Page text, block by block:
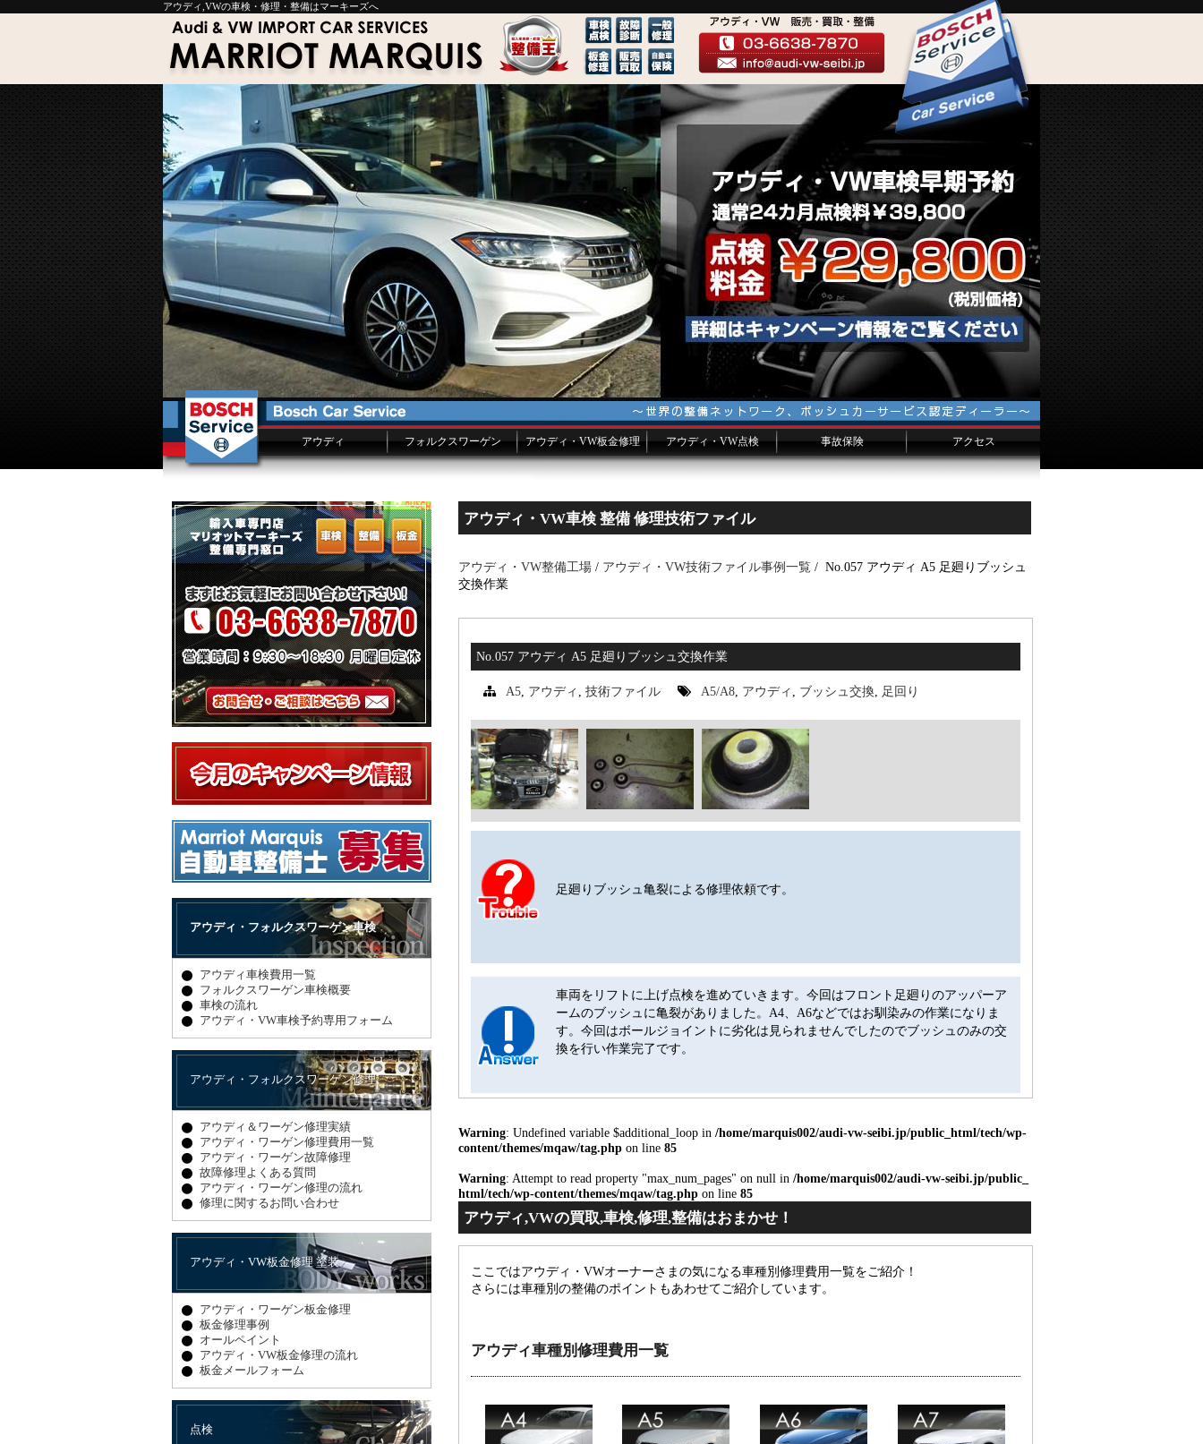
アウディ,VWの車検・修理・整備はマーキーズへ
アウディ フォルクスワーゲン アウディ・VW板金修理 アウディ・VW点検 事故保険 アクセス
アウディ・VW車検 整備 修理技術ファイル
アウディ・VW整備工場 / アウディ・VW技術ファイル事例一覧 / No.057 アウディ A5 足廻りブッシュ
交換作業
No.057 アウディ A5 足廻りブッシュ交換作業
A5, アウディ ,技術ファイル A5/A8, アウディ , ブッシュ交換, 足回り
足廻りブッシュ亀裂による修理依頼です。
車両をリフトに上げ点検を進めていきます。今回はフロント足廻りのアッパーア
ームのブッシュに亀裂がありました。A4、A6などではお馴染みの作業になりま
す。今回はボールジョイントに劣化は見られませんでしたのでブッシュのみの交
換を行い作業完了です。
Warning: Undefined variable $additional_loop in /home/marquis002/audi-vw-seibi.jp/public_html/tech/wp-
content/themes/mqaw/tag.php on line 85
Warning: Attempt to read property "max_num_pages" on null in /home/marquis002/audi-vw-seibi.jp/public_
html/tech/wp-content/themes/mqaw/tag.php on line 85
アウディ,VWの買取,車検,修理,整備はおまかせ！
ここではアウディ・VWオーナーさまの気になる車種別修理費用一覧をご紹介！
さらには車種別の整備のポイントもあわせてご紹介しています。
アウディ車種別修理費用一覧
アウディ・フォルクスワーゲン車検
アウディ車検費用一覧
フォルクスワーゲン車検概要
車検の流れ
アウディ・VW車検予約専用フォーム
アウディ・フォルクスワーゲン修理
アウディ＆ワーゲン修理実績
アウディ・ワーゲン修理費用一覧
アウディ・ワーゲン故障修理
故障修理よくある質問
アウディ・ワーゲン修理の流れ
修理に関するお問い合わせ
アウディ・VW板金修理 塗装
アウディ・ワーゲン板金修理
板金修理事例
オールペイント
アウディ・VW板金修理の流れ
板金メールフォーム
点検